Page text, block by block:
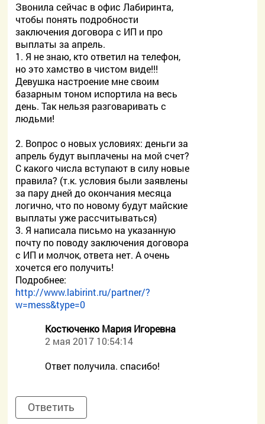
Звонила сейчас в офис Лабиринта,
чтобы понять подробности
заключения договора с ИП и про
выплаты за апрель.
1. Я не знаю, кто ответил на телефон,
но это хамство в чистом виде!!!
Девушка настроение мне своим
базарным тоном испортила на весь
день. Так нельзя разговаривать с
людьми!
2. Вопрос о новых условиях: деньги за
апрель будут выплачены на мой счет?
С какого числа вступают в силу новые
правила? (т.к. условия были заявлены
за пару дней до окончания месяца
логично, что по новому будут майские
выплаты уже рассчитываться)
3. Я написала письмо на указанную
почту по поводу заключения договора
с ИП и молчок, ответа нет. А очень
хочется его получить!
Подробнее:
http://www.labirint.ru/partner/?
w=mess&type=0
Костюченко Мария Игоревна
2 мая 2017 10:54:14
Ответ получила. спасибо!
Ответить